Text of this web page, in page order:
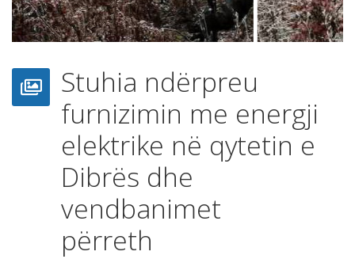
Stuhia ndërpreu
furnizimin me energji
elektrike në qytetin e
Dibrës dhe
vendbanimet
përreth